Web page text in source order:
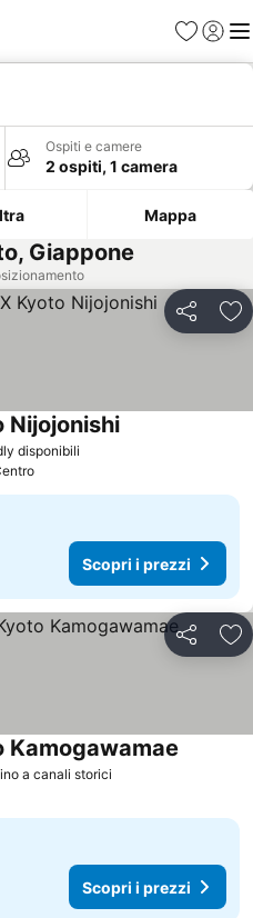
PreferitiAccedi
Ospiti e camere
2 ospiti, 1 camera
Mappa
Giappone
Condividi
disponibili
Nijojonishi
Scopri i prezzi
Condividi
a canali storici
Kamogawamae
Scopri i prezzi